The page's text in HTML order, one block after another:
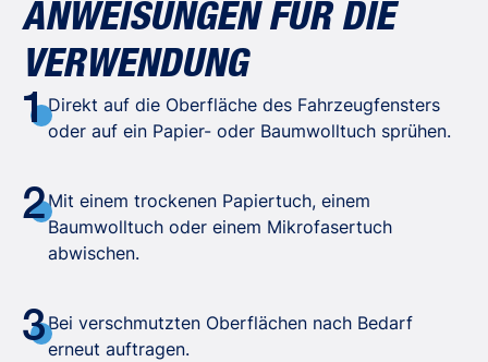
ANWEISUNGEN FÜR DIE
VERWENDUNG
1Direkt auf die Oberfläche des Fahrzeugfensters
oder auf ein Papier- oder Baumwolltuch sprühen.
2Mit einem trockenen Papiertuch, einem
Baumwolltuch oder einem Mikrofasertuch
abwischen.
3Bei verschmutzten Oberflächen nach Bedarf
erneut auftragen.